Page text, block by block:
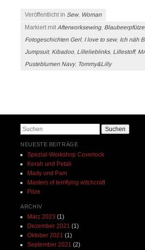
Veröffentlicht in Sew, Woman
Markiert mit Afterworksewing, Blaubeerpfütze
Fotogeschichten Gerl, I love to sew, Ich näh
Jumpsuit, Kibadoo Lillelieblinks, Lillestoff,
Pusteblumen Navy, Tommy&Lilly
Suchen
NEUESTE BEITRÄGE
Spezial-Workshop Coverlock
Kerah und Petali
Mady und Pam
Masters of terrifying witchcraft
Pilze
ARCHIV
März 2023 (1)
Dezember 2021 (1)
Oktober 2021 (1)
September 2021 (2)